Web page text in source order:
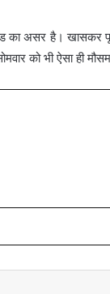
असर है। खासकर
को भी ऐसा ही